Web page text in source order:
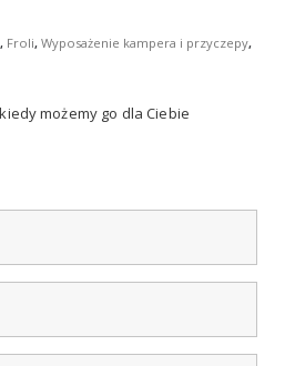
, Froli, Wyposażenie kampera i przyczepy,
możemy go dla Ciebie